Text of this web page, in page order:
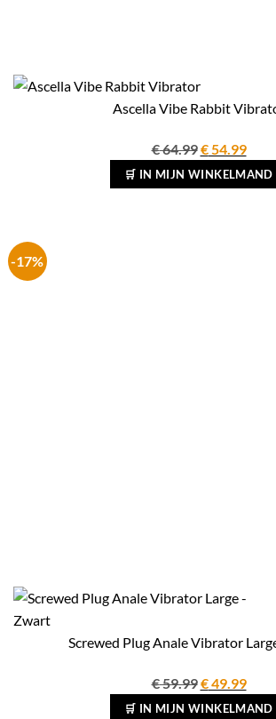
Ascella Vibe Rabbit
€64.99
prijs
was:
€54.99
prijs
is:
🛒 IN MIJN WINKELMAND
-17%
Screwed Plug Anale Vibrator
€59.99
prijs
€49.99
prijs
🛒 IN MIJN WINKELMAND